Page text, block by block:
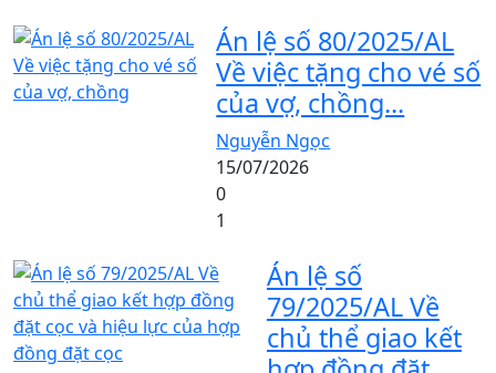
Án lệ số 80/2025/AL
Về việc tặng cho vé số
của vợ, chồng...
Nguyễn Ngọc
15/07/2026
0
1
Án lệ số
79/2025/AL Về
chủ thể giao kết